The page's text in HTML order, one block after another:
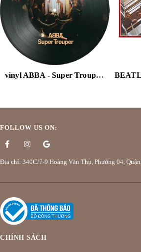
vinyl ABBA - Super Trouper - Limited Picture Disc Pressing (Limited Edition, Picture Disc Vinyl)
FOLLOW US ON:
Địa chỉ: 340C/7-9 Hoàng Văn Thụ, Phường 04,
CHÍNH SÁCH